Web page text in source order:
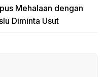
Mehalaan dengan
Diminta Usut